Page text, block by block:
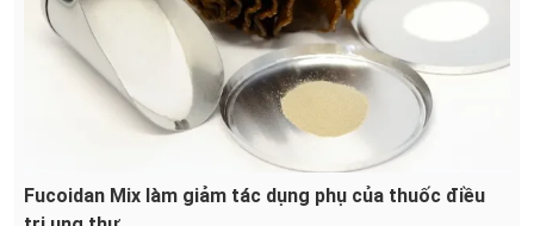
Fucoidan Mix làm giảm tác dụng phụ của thuốc điều